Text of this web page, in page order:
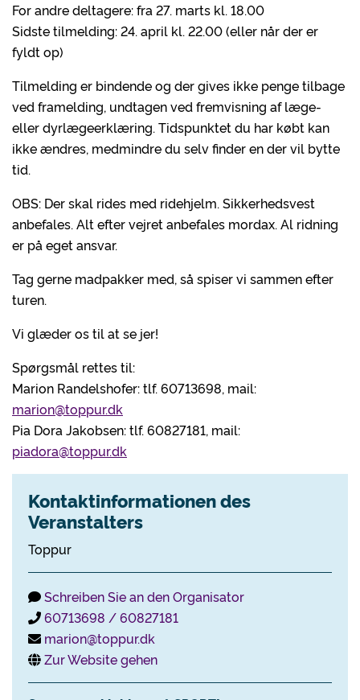
For andre deltagere: fra 27. marts kl. 18.00
Sidste tilmelding: 24. april kl. 22.00 (eller når der er
fyldt op)
Tilmelding er bindende og der gives ikke penge tilbage
ved framelding, undtagen ved fremvisning af læge-
eller dyrlægeerklæring. Tidspunktet du har købt kan
ikke ændres, medmindre du selv finder en der vil bytte
tid.
OBS: Der skal rides med ridehjelm. Sikkerhedsvest
anbefales. Alt efter vejret anbefales mordax. Al ridning
er på eget ansvar.
Tag gerne madpakker med, så spiser vi sammen efter
turen.
Vi glæder os til at se jer!
Spørgsmål rettes til:
Marion Randelshofer: tlf. 60713698, mail:
marion@toppur.dk
Pia Dora Jakobsen: tlf. 60827181, mail:
piadora@toppur.dk
Kontaktinformationen des
Veranstalters
Toppur
Schreiben Sie an den Organisator
60713698 / 60827181
marion@toppur.dk
Zur Website gehen